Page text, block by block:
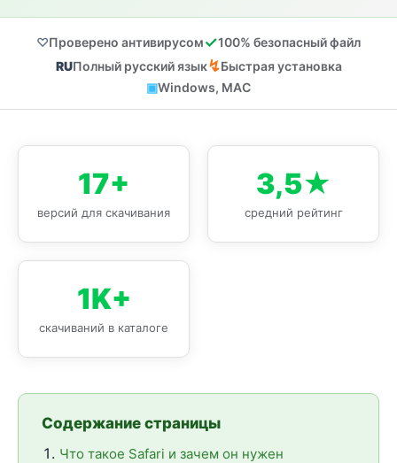
Проверено антивирусом
100% безопасный файл
Полный русский язык
Быстрая установка
Windows, MAC
17+
версий для скачивания
3,5★
средний рейтинг
1K+
скачиваний в каталоге
Содержание страницы
Что такое Safari и зачем он нужен